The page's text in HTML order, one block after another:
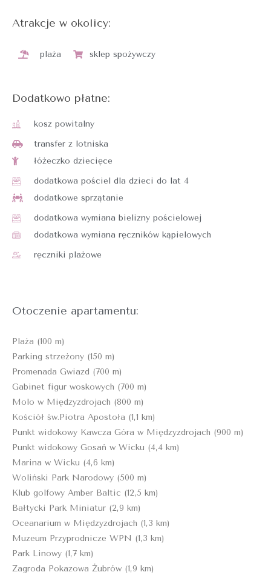
Atrakcje w okolicy:
plaża sklep spożywczy
Dodatkowo płatne:
kosz powitalny
transfer z lotniska
łóżeczko dziecięce
dodatkowa pościel dla dzieci do lat 4
dodatkowe sprzątanie
dodatkowa wymiana bielizny pościelowej
dodatkowa wymiana ręczników kąpielowych
ręczniki plażowe
Otoczenie apartamentu:
Plaża (100 m)
Parking strzeżony (150 m)
Promenada Gwiazd (700 m)
Gabinet figur woskowych (700 m)
Molo w Międzyzdrojach (800 m)
Kościół św.Piotra Apostoła (1,1 km)
Punkt widokowy Kawcza Góra w Międzyzdrojach (900 m)
Punkt widokowy Gosań w Wicku (4,4 km)
Marina w Wicku (4,6 km)
Woliński Park Narodowy (500 m)
Klub golfowy Amber Baltic (12,5 km)
Bałtycki Park Miniatur (2,9 km)
Oceanarium w Międzyzdrojach (1,3 km)
Muzeum Przyprodnicze WPN (1,3 km)
Park Linowy (1,7 km)
Zagroda Pokazowa Żubrów (1,9 km)